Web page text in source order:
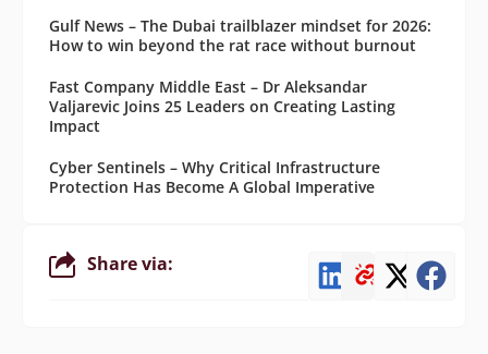
Gulf News – The Dubai trailblazer mindset for 2026:
How to win beyond the rat race without burnout
Fast Company Middle East – Dr Aleksandar
Valjarevic Joins 25 Leaders on Creating Lasting
Impact
Cyber Sentinels – Why Critical Infrastructure
Protection Has Become A Global Imperative
Share via: